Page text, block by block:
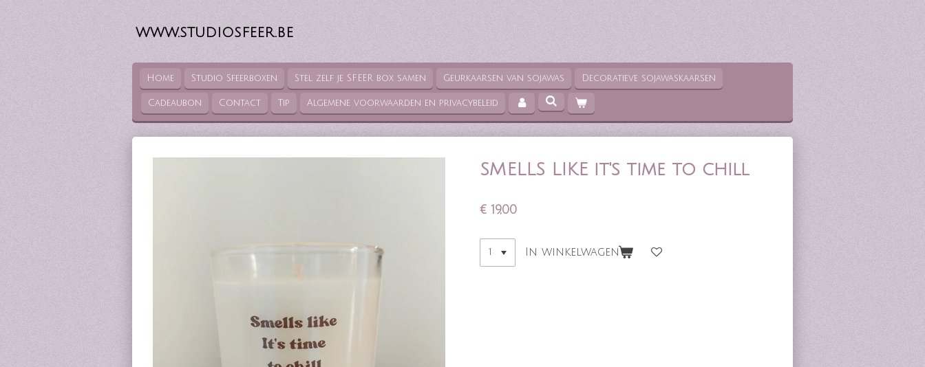
WWW.STUDIOSFEER.BE
Home Studio Sfeerboxen Stel zelf je SFEER box samen Geurkaarsen van sojawas Decoratieve sojawaskaarsen
Cadeaubon Contact Tip Algemene voorwaarden en privacybeleid
SMELLS LIKE it's time to chill
€ 19,00
In winkelwagen